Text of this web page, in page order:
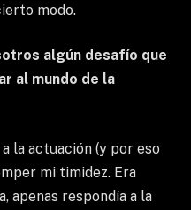
modo.
algún desafío que
al mundo de la
la actuación (y por eso
mi timidez. Era
apenas respondía a la